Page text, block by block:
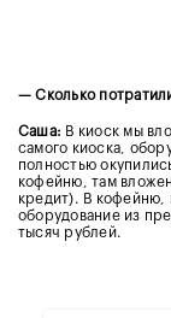
— Сколько
Саша: В киоск мы
самого киоска,
полностью
кофейню, там
кредит). В кофейню,
оборудование из
тысяч рублей.